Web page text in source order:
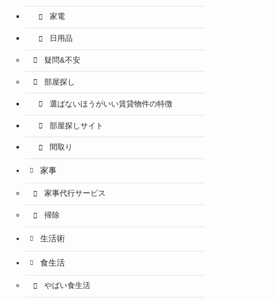
家電
日用品
疑問&不安
部屋探し
選ばないほうがいい賃貸物件の特徴
部屋探しサイト
間取り
家事
家事代行サービス
掃除
生活術
食生活
やばい食生活